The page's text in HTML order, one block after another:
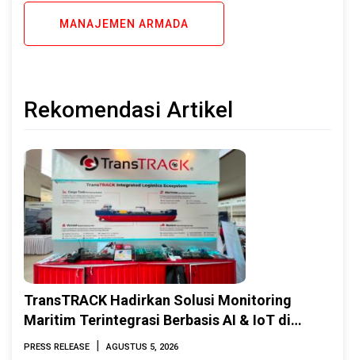
MANAJEMEN ARMADA
Rekomendasi Artikel
TransTRACK Hadirkan Solusi Monitoring
Maritim Terintegrasi Berbasis AI & IoT di
Indonesia Marine & Offshore Expo (IMOX)
PRESS RELEASE | AGUSTUS 5, 2026